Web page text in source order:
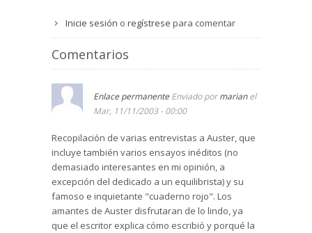
Inicie sesión o regístrese para comentar
Comentarios
Enlace permanente Enviado pormarianel
Mar, 11/11/2003 - 00:00
Recopilación de varias entrevistas a Auster, que
incluye también varios ensayos inéditos (no
demasiado interesantes en mi opinión, a
excepción del dedicado a un equilibrista) y su
famoso e inquietante "cuaderno rojo". Los
amantes de Auster disfrutaran de lo lindo, ya
que el escritor explica cómo escribió y porqué la